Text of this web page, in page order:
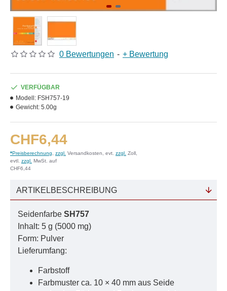
0 Bewertungen - + Bewertung
CHF6,44
*Preisberechnung zzgl. Versandkosten, evt. zzgl. Zoll,
evtl. zzgl. MwSt. auf
CHF6,44
VERFÜGBAR
Modell: FSH757-19
Gewicht: 5.00g
ARTIKELBESCHREIBUNG
Seidenfarbe SH757
Inhalt: 5 g (5000 mg)
Form: Pulver
Lieferumfang:
Farbstoff
Farbmuster ca. 10 × 40 mm aus Seide